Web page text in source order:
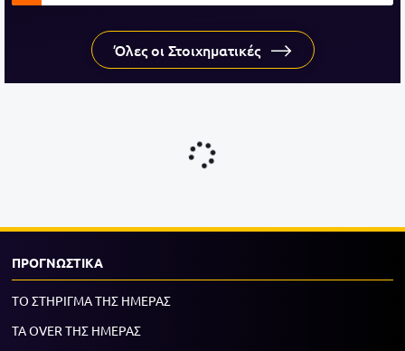
Όλες οι Στοιχηματικές
ΠΡΟΓΝΩΣΤΙΚΑ
ΤΟ ΣΤΗΡΙΓΜΑ ΤΗΣ ΗΜΕΡΑΣ
ΤΑ OVER ΤΗΣ ΗΜΕΡΑΣ